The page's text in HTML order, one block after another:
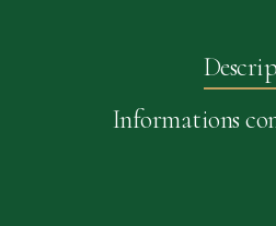
Informations